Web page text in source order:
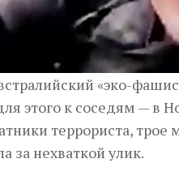
«эко-
этого к соседям — в
террориста,
за нехваткой улик.